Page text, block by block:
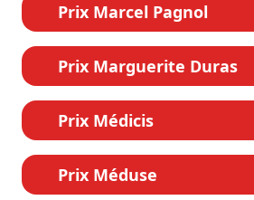
Prix Marcel Pagnol
Prix Marguerite Duras
Prix Médicis
Prix Méduse